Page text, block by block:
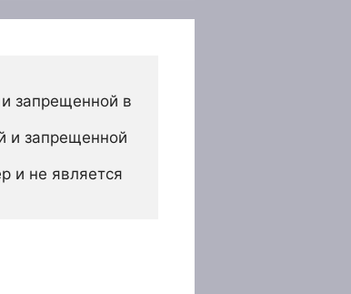
запрещенной в
и запрещенной
и не является